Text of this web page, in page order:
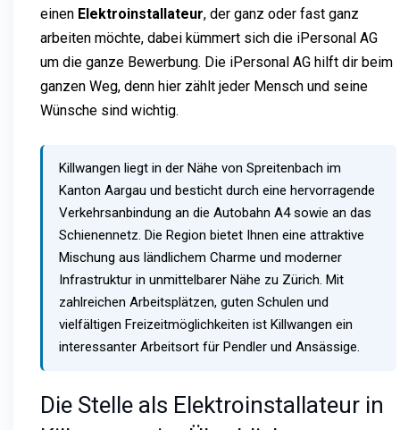
einen Elektroinstallateur, der ganz oder fast ganz
arbeiten möchte, dabei kümmert sich die iPersonal AG
um die ganze Bewerbung. Die iPersonal AG hilft dir beim
ganzen Weg, denn hier zählt jeder Mensch und seine
Wünsche sind wichtig.
Killwangen liegt in der Nähe von Spreitenbach im
Kanton Aargau und besticht durch eine hervorragende
Verkehrsanbindung an die Autobahn A4 sowie an das
Schienennetz. Die Region bietet Ihnen eine attraktive
Mischung aus ländlichem Charme und moderner
Infrastruktur in unmittelbarer Nähe zu Zürich. Mit
zahlreichen Arbeitsplätzen, guten Schulen und
vielfältigen Freizeitmöglichkeiten ist Killwangen ein
interessanter Arbeitsort für Pendler und Ansässige.
Die Stelle als Elektroinstallateur in